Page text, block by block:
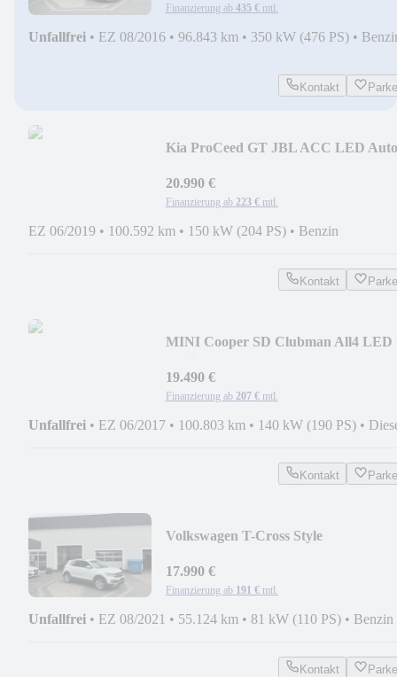
Finanzierung ab 435 € mtl.
Unfallfrei • EZ 08/2016 • 96.843 km • 350 kW (476 PS) •
Kontakt
Kia ProCeed GT JBL ACC LED
20.990 €
Finanzierung ab 223 € mtl.
EZ 06/2019 • 100.592 km • 150 kW (204 PS) • Benzin
Kontakt
MINI Cooper SD Clubman All4 LED
19.490 €
Finanzierung ab 207 € mtl.
Unfallfrei • EZ 06/2017 • 100.803 km • 140 kW (190 PS) •
Kontakt
Volkswagen T-Cross Style
17.990 €
Finanzierung ab 191 € mtl.
Unfallfrei • EZ 08/2021 • 55.124 km • 81 kW (110 PS) • Benzin
Kontakt